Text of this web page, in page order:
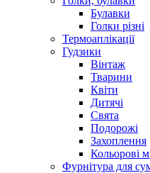
Булавки
Голки різні
Термоаплікації
Гудзики
Вінтаж
Тварини
Квіти
Дитячі
Свята
Подорожі
Захоплення
Кольорові
Фурнітура для